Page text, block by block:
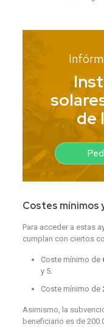
de
Costes mínimos
Para acceder a estas
cumplan con ciertos
Coste mínimo de
y 5.
Coste mínimo de
Asimismo, la
beneficiario es de